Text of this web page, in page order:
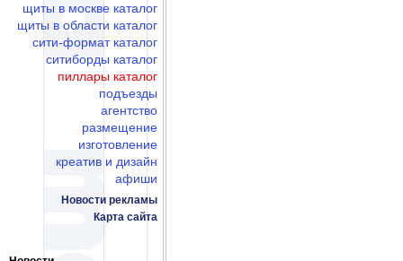
щиты в москве каталог
щиты в области каталог
сити-формат каталог
ситиборды каталог
пиллары каталог
подъезды
агентство
размещение
изготовление
креатив и дизайн
афиши
Новости рекламы
Карта сайта